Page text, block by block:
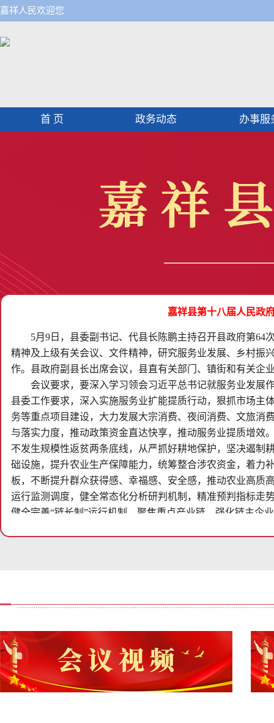
嘉祥人民欢迎您
首 页 政务动态 办事服
嘉祥县第十八届人民政
5月9日，县委副书记、代县长陈鹏主持召开县政府第64
精神及上级有关会议、文件精神，研究服务业发展、乡村振
作。县政府副县长出席会议，县直有关部门、镇街和有关企
会议要求，要深入学习领会习近平总书记就服务业发展
县委工作要求，深入实施服务业扩能提质行动，狠抓市场主
务等重点项目建设，大力发展大宗消费、夜间消费、文旅消
与落实力度，推动政策资金直达快享，推动服务业提质增效
不发生规模性返贫两条底线，从严抓好耕地保护，坚决遏制
础设施，提升农业生产保障能力，统筹整合涉农资金，着力
板，不断提升群众获得感、幸福感、安全感，推动农业高质
运行监测调度，健全常态化分析研判机制，精准预判指标走
健全完善“链长制”运行机制，聚焦重点产业链，强化链主企
训，全面提升从业人员安全意识和应急处置能力，切实提升
快推进智慧食堂建设，确保饮食安全可追溯、可管控；要严
护师生“舌尖上的安全”。
会议还研究了其他事项。
【视频播报】嘉祥县第十八届人民政府第64次常务会议